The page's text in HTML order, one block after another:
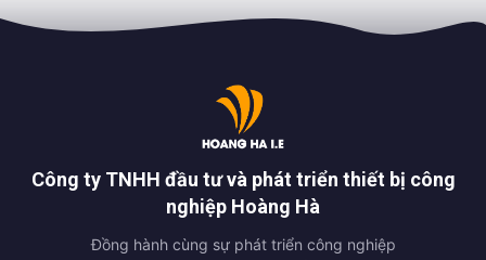
Công ty TNHH đầu tư và phát triển thiết bị công
nghiệp Hoàng Hà
Đồng hành cùng sự phát triển công nghiệp